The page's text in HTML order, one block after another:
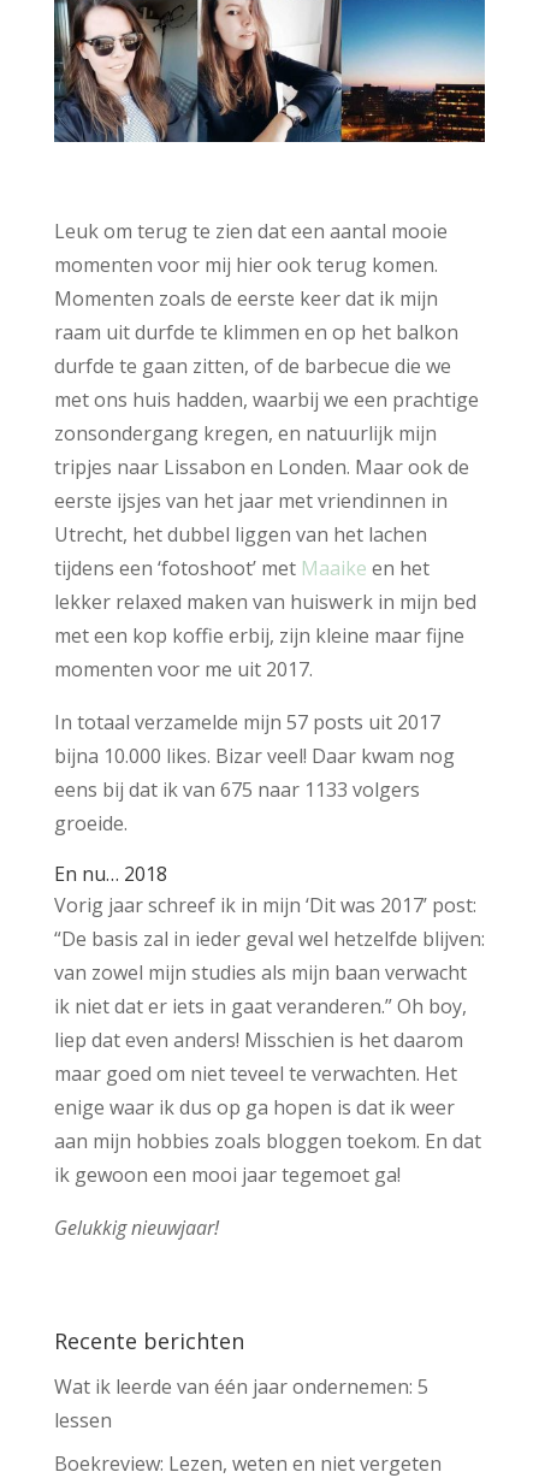
Leuk om terug te zien dat een aantal mooie
momenten voor mij hier ook terug komen.
Momenten zoals de eerste keer dat ik mijn
raam uit durfde te klimmen en op het balkon
durfde te gaan zitten, of de barbecue die we
met ons huis hadden, waarbij we een prachtige
zonsondergang kregen, en natuurlijk mijn
tripjes naar Lissabon en Londen. Maar ook de
eerste ijsjes van het jaar met vriendinnen in
Utrecht, het dubbel liggen van het lachen
tijdens een ‘fotoshoot’ met Maaike en het
lekker relaxed maken van huiswerk in mijn bed
met een kop koffie erbij, zijn kleine maar fijne
momenten voor me uit 2017.
In totaal verzamelde mijn 57 posts uit 2017
bijna 10.000 likes. Bizar veel! Daar kwam nog
eens bij dat ik van 675 naar 1133 volgers
groeide.
En nu… 2018
Vorig jaar schreef ik in mijn ‘Dit was 2017’ post:
“De basis zal in ieder geval wel hetzelfde blijven:
van zowel mijn studies als mijn baan verwacht
ik niet dat er iets in gaat veranderen.” Oh boy,
liep dat even anders! Misschien is het daarom
maar goed om niet teveel te verwachten. Het
enige waar ik dus op ga hopen is dat ik weer
aan mijn hobbies zoals bloggen toekom. En dat
ik gewoon een mooi jaar tegemoet ga!
Gelukkig nieuwjaar!
Recente berichten
Wat ik leerde van één jaar ondernemen: 5
lessen
Boekreview: Lezen, weten en niet vergeten